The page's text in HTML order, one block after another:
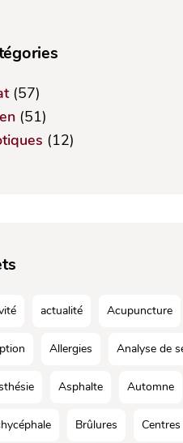
(57)
(51)
(12)
actualité Acupuncture
Allergies Analyse de
Asphalte Automne
Brûlures Centres